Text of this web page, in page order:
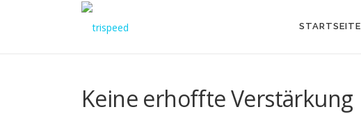
STARTSEITE
Keine erhoffte Verstärkung